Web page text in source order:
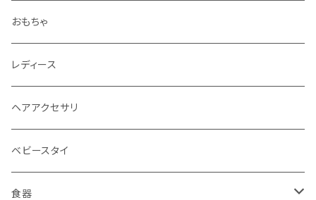
おもちゃ
レディース
ヘアアクセサリ
ベビースタイ
食器